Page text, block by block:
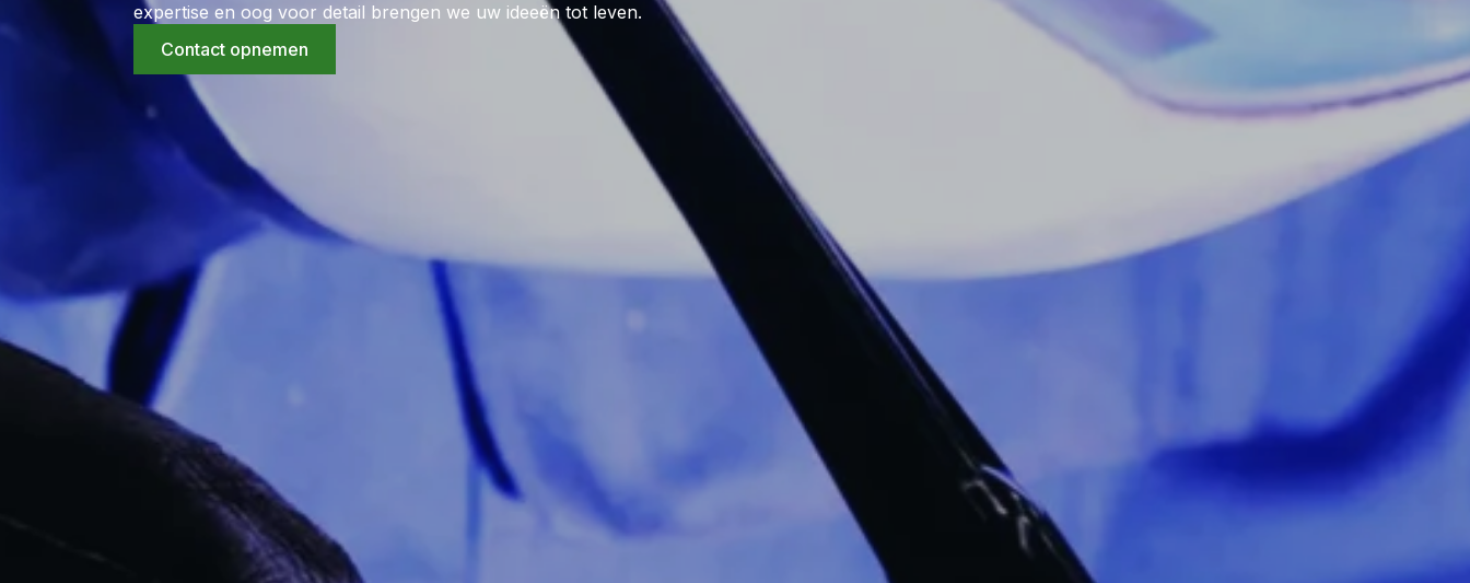
expertise en oog voor detail brengen we uw ideeën tot leven.
Contact opnemen